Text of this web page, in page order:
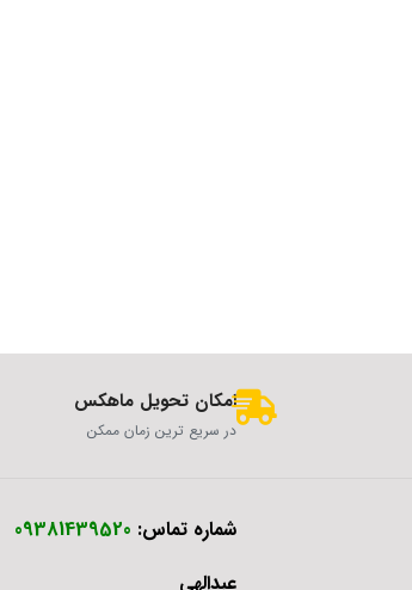
امکان تحویل ماهکس
در سریع ترین زمان ممکن
شماره تماس: 09381439520
عبدالهی